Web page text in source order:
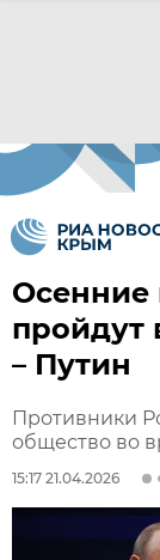
Осенние
пройдут
– Путин
Противники
общество во
15:17 21.04.2026